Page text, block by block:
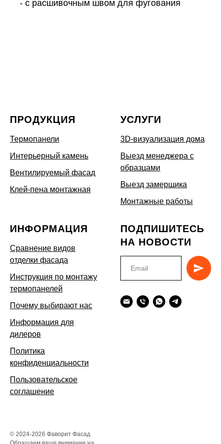
- с расшивочным швом для фугования
ПРОДУКЦИЯ
Термопанели
Интерьерный камень
Вентилируемый фасад
Клей-пена монтажная
УСЛУГИ
3D-визуализация дома
Выезд менеджера с
образцами
Выезд замерщика
Монтажные работы
ИНФОРМАЦИЯ
Сравнение видов
отделки фасада
Инструкция по монтажу
термопанелей
Почему выбирают нас
Информация для
дилеров
Политика
конфиденциальности
Пользовательское
соглашение
ПОДПИШИТЕСЬ
НА НОВОСТИ
© 2024-2026 Фаворит Фасад